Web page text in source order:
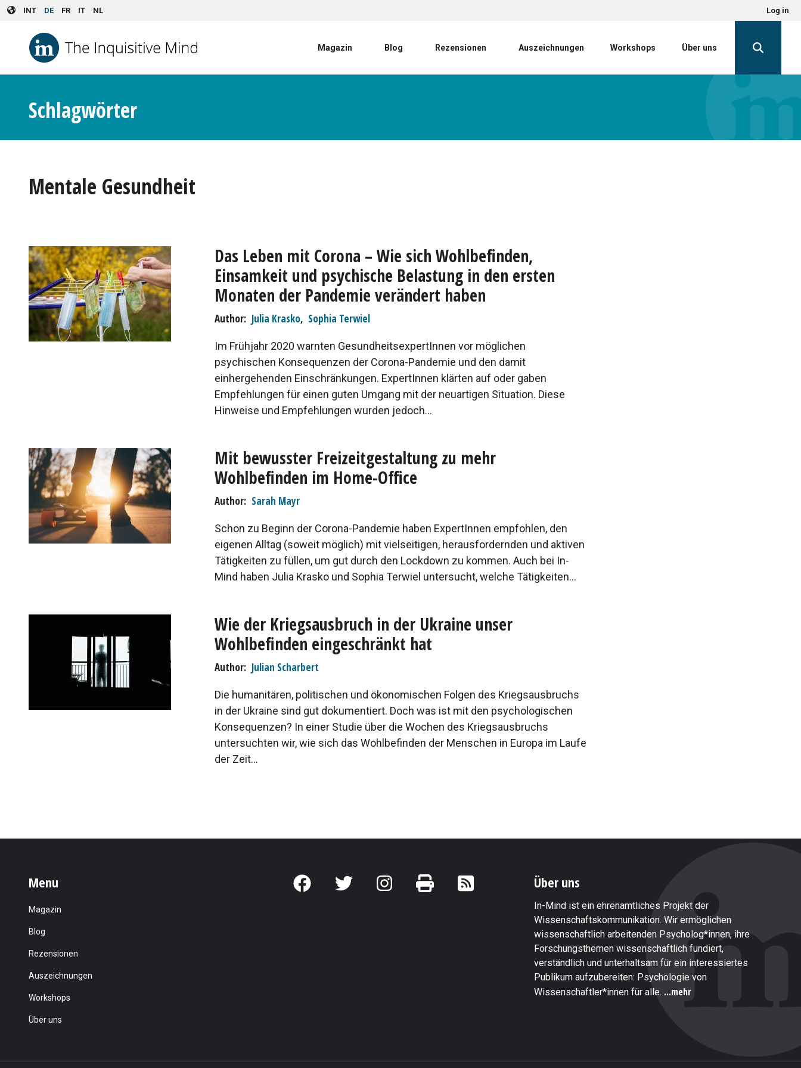
Skip to main content
INT DE FR IT NL Log in
Magazin Blog Rezensionen Auszeichnungen Workshops Über uns
Schlagwörter
Mentale Gesundheit
Das Leben mit Corona – Wie sich Wohlbefinden,
Einsamkeit und psychische Belastung in den ersten
Monaten der Pandemie verändert haben
Author Julia Krasko, Sophia Terwiel
Im Frühjahr 2020 warnten GesundheitsexpertInnen vor möglichen
psychischen Konsequenzen der Corona-Pandemie und den damit
einhergehenden Einschränkungen. ExpertInnen klärten auf oder gaben
Empfehlungen für einen guten Umgang mit der neuartigen Situation. Diese
Hinweise und Empfehlungen wurden jedoch...
Mit bewusster Freizeitgestaltung zu mehr
Wohlbefinden im Home-Office
Author Sarah Mayr
Schon zu Beginn der Corona-Pandemie haben ExpertInnen empfohlen, den
eigenen Alltag (soweit möglich) mit vielseitigen, herausfordernden und aktiven
Tätigkeiten zu füllen, um gut durch den Lockdown zu kommen. Auch bei In-
Mind haben Julia Krasko und Sophia Terwiel untersucht, welche Tätigkeiten...
Wie der Kriegsausbruch in der Ukraine unser
Wohlbefinden eingeschränkt hat
Author Julian Scharbert
Die humanitären, politischen und ökonomischen Folgen des Kriegsausbruchs
in der Ukraine sind gut dokumentiert. Doch was ist mit den psychologischen
Konsequenzen? In einer Studie über die Wochen des Kriegsausbruchs
untersuchten wir, wie sich das Wohlbefinden der Menschen in Europa im Laufe
der Zeit...
Menu
Magazin
Blog
Rezensionen
Auszeichnungen
Workshops
Über uns
Über uns
In-Mind ist ein ehrenamtliches Projekt der
Wissenschaftskommunikation. Wir ermöglichen
wissenschaftlich arbeitenden Psycholog*innen, ihre
Forschungsthemen wissenschaftlich fundiert,
verständlich und unterhaltsam für ein interessiertes
Publikum aufzubereiten: Psychologie von
Wissenschaftler*innen für alle. ...mehr